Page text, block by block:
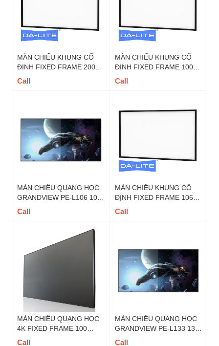
MÀN CHIẾU KHUNG CỐ
ĐỊNH FIXED FRAME 200
INCH DALITE - MÃ FIX200
Call
MÀN CHIẾU KHUNG CỐ
ĐỊNH FIXED FRAME 100
INCH DALITE - MÃ FIX100
Call
MÀN CHIẾU QUANG HỌC
GRANDVIEW PE-L106 106
INCH 16:9 DY5
Call
MÀN CHIẾU KHUNG CỐ
ĐỊNH FIXED FRAME 106
INCH DALITE - MÃ FIX106
Call
MÀN CHIẾU QUANG HỌC
4K FIXED FRAME 100
INCH DALITE - MÃ
Call
MÀN CHIẾU QUANG HỌC
GRANDVIEW PE-L133 133
INCH 16:9 DY5
Call